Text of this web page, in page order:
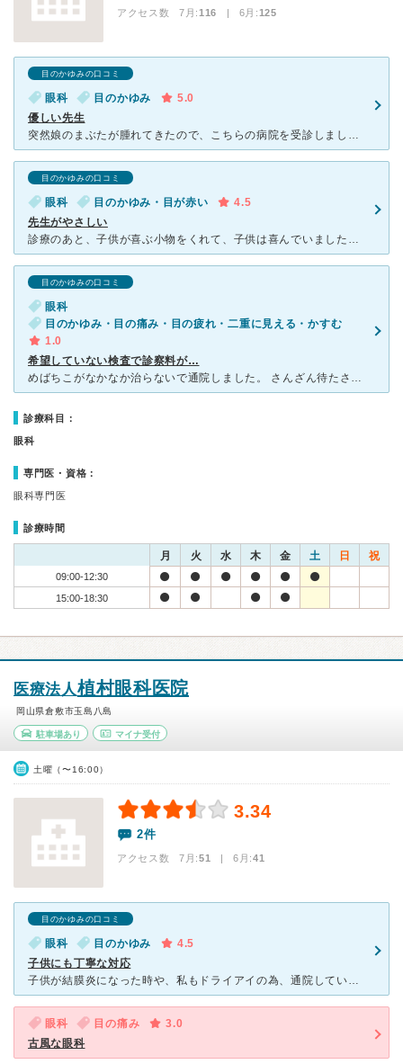
アクセス数 7月:116 | 6月:125
目のかゆみの口コミ
眼科 目のかゆみ
5.0
優しい先生
突然娘のまぶたが腫れてきたので、こちらの病院を受診しました。初めての患者でもネット予約ができましたので助かりました。 院内は清潔で余計なものはおいていないため、スッキリ整理整頓されていました。飲
目のかゆみの口コミ
眼科 目のかゆみ・目が赤い
4.5
先生がやさしい
診療のあと、子供が喜ぶ小物をくれて、子供は喜んでいました。予約システムを採用されていて、待ち時間はほとんどなかったです。駐車場は広くないですが、満車の場合は、近くの専用駐車場にとめることができます。薬
目のかゆみの口コミ
眼科
目のかゆみ・目の痛み・目の疲れ・二重に見える・かすむ
1.0
希望していない検査で診察料が…
めばちこがなかなか治らないで通院しました。 さんざん待たされて診察室に入ったら、忙しいからか目の扱いや説明は雑で、「最後に何か質問ありますか」と高圧的な態度で聞かれたが、聞きにくい。 けど気になっ
診療科目：
眼科
専門医・資格：
眼科専門医
診療時間
月 火 水 木 金 土 日 祝
09:00-12:30
15:00-18:30
医療法人植村眼科医院
岡山県倉敷市玉島八島
駐車場あり マイナ受付
土曜（〜16:00）
3.34
2件
アクセス数 7月:51 | 6月:41
目のかゆみの口コミ
眼科 目のかゆみ
4.5
子供にも丁寧な対応
子供が結膜炎になった時や、私もドライアイの為、通院しています。 玉島市役所の近くにあり、病院は長い歴史を感じる外観です。 先生は年配のおじいちゃん先生です。 毎回数名の診察待ちの方はいらっし
眼科 目の痛み
3.0
古風な眼科